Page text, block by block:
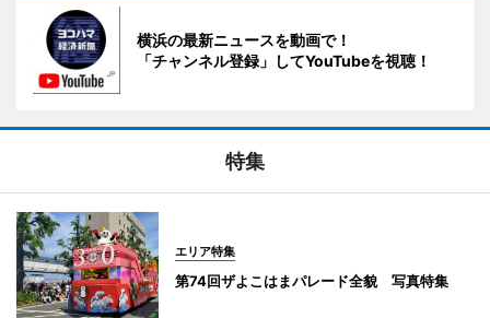
横浜の最新ニュースを動画で！
「チャンネル登録」してYouTubeを視聴！
特集
エリア特集
第74回ザよこはまパレード全貌 写真特集